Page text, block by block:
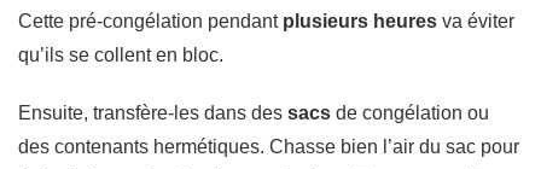
Cette pré-congélation pendant plusieurs heures va éviter
qu’ils se collent en bloc.
Ensuite, transfère-les dans des sacs de congélation ou
des contenants hermétiques. Chasse bien l’air du sac pour